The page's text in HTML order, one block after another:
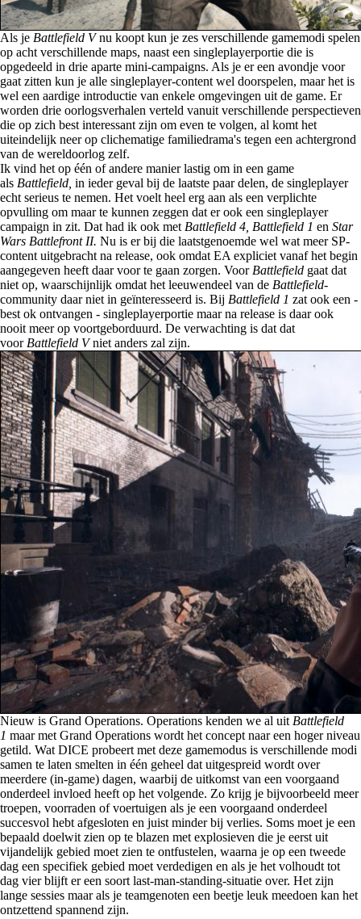
Als je Battlefield Vnu koopt kun je zes verschillende gamemodi spelen
op acht verschillende maps, naast een singleplayerportie die is
opgedeeld in drie aparte mini-campaigns. Als je er een avondje voor
gaat zitten kun je alle singleplayer-content wel doorspelen, maar het is
wel een aardige introductie van enkele omgevingen uit de game. Er
worden drie oorlogsverhalen verteld vanuit verschillende perspectieven
die op zich best interessant zijn om even te volgen, al komt het
uiteindelijk neer op clichematige familiedrama's tegen een achtergrond
van de wereldoorlog zelf.
Ik vind het op één of andere manier lastig om in een game
als Battlefield, in ieder geval bij de laatste paar delen, de singleplayer
echt serieus te nemen. Het voelt heel erg aan als een verplichte
opvulling om maar te kunnen zeggen dat er ook een singleplayer
campaign in zit. Dat had ik ook met Battlefield 4, Battlefield 1 en Star
Wars Battlefront II. Nu is er bij die laatstgenoemde wel wat meer SP-
content uitgebracht na release, ook omdat EA expliciet vanaf het begin
aangegeven heeft daar voor te gaan zorgen. Voor Battlefield gaat dat
niet op, waarschijnlijk omdat het leeuwendeel van de Battlefield-
community daar niet in geïnteresseerd is. Bij Battlefield 1 zat ook een -
best ok ontvangen - singleplayerportie maar na release is daar ook
nooit meer op voortgeborduurd. De verwachting is dat dat
voor Battlefield Vniet anders zal zijn.
Nieuw is Grand Operations. Operations kenden we al uit Battlefield
1 maar met Grand Operations wordt het concept naar een hoger niveau
getild. Wat DICE probeert met deze gamemodus is verschillende modi
samen te laten smelten in één geheel dat uitgespreid wordt over
meerdere (in-game) dagen, waarbij de uitkomst van een voorgaand
onderdeel invloed heeft op het volgende. Zo krijg je bijvoorbeeld meer
troepen, voorraden of voertuigen als je een voorgaand onderdeel
succesvol hebt afgesloten en juist minder bij verlies. Soms moet je een
bepaald doelwit zien op te blazen met explosieven die je eerst uit
vijandelijk gebied moet zien te ontfustelen, waarna je op een tweede
dag een specifiek gebied moet verdedigen en als je het volhoudt tot
dag vier blijft er een soort last-man-standing-situatie over. Het zijn
lange sessies maar als je teamgenoten een beetje leuk meedoen kan het
ontzettend spannend zijn.